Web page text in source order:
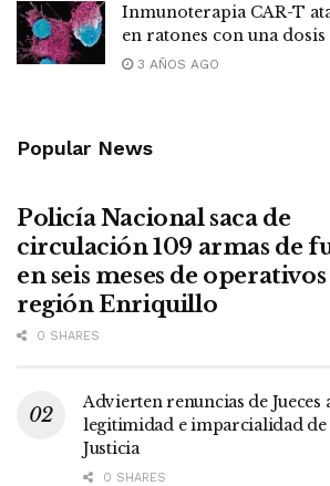
Inmunoterapia CAR-T
en ratones con una dosis
3 AÑOS AGO
Popular News
Policía Nacional saca de
circulación 109 armas de
en seis meses de
región Enriquillo
0 SHARES
Advierten renuncias de Jueces
legitimidad e imparcialidad de
Justicia
0 SHARES